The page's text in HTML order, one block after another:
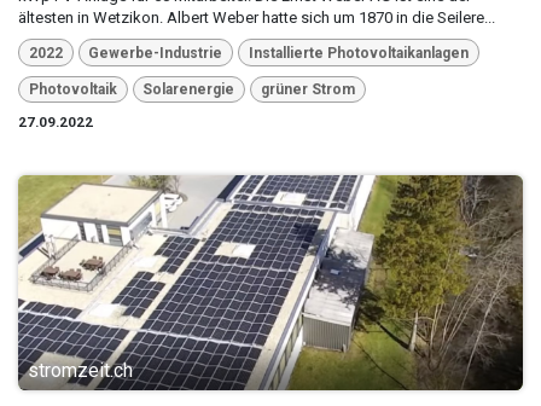
ältesten in Wetzikon. Albert Weber hatte sich um 1870 in die Seilere...
2022 Gewerbe-Industrie Installierte Photovoltaikanlagen
Photovoltaik Solarenergie
grüner Strom
27.09.2022
stromzeit.ch